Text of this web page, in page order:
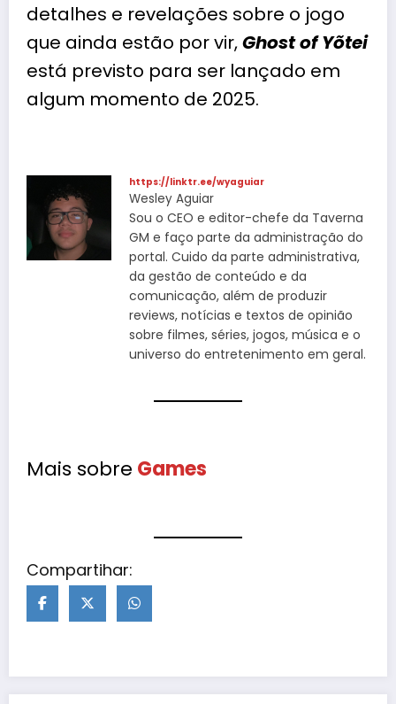
detalhes e revelações sobre o jogo
que ainda estão por vir,Ghost of Yõtei
está previsto para ser lançado em
algum momento de 2025.
https://linktr.ee/wyaguiar
Wesley Aguiar
Sou o CEO e editor-chefe da Taverna
GM e faço parte da administração do
portal. Cuido da parte administrativa,
da gestão de conteúdo e da
comunicação, além de produzir
reviews, notícias e textos de opinião
sobre filmes, séries, jogos, música e o
universo do entretenimento em geral.
Mais sobre Games
Compartihar: